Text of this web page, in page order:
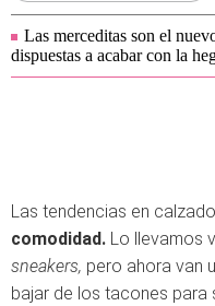
Las merceditas son el
dispuestas a acabar con la
Las tendencias en
comodidad. Lo llevamos
sneakers, pero ahora van
bajar de los tacones para